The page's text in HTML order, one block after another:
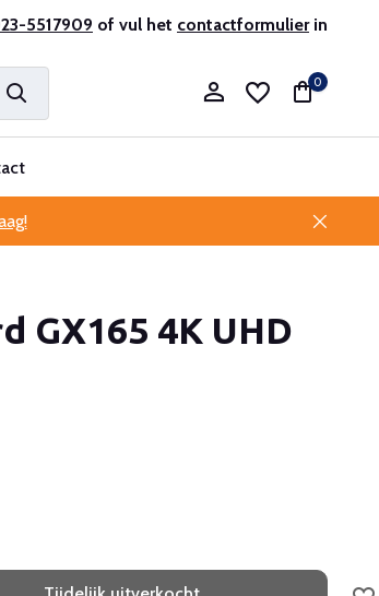
5517909 of vul het contactformulierin
Account aanmaken
0
GX165 4K UHD